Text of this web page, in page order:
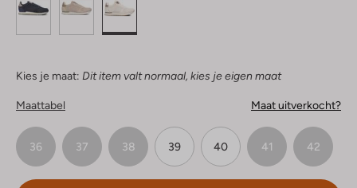
Kies je maat: Dit item valt normaal, kies je eigen maat
Maattabel Maat uitverkocht?
36 37 38 39 40 41 42